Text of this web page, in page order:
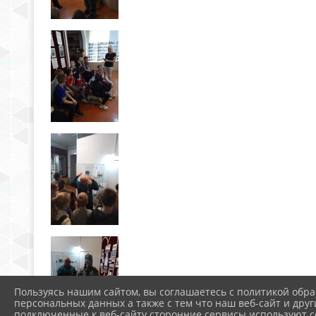
Пользуясь нашим сайтом, вы соглашаетесь с политикой
персональных данных а также с тем что наш веб-сайт и